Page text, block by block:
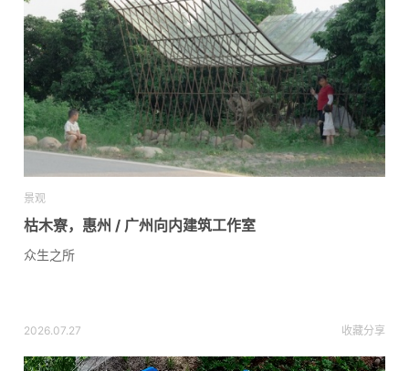
景观
枯木寮，惠州 / 广州向内建筑工作室
众生之所
2026.07.27 收藏分享